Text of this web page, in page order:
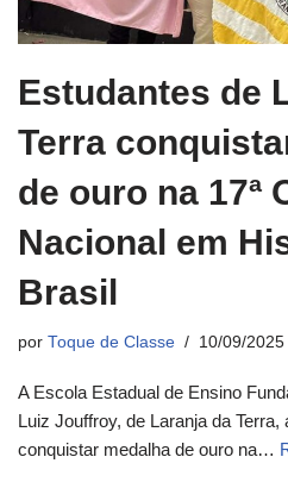
Estudantes de
Terra
de ouro na 17ª
Nacional em
Brasil
por Toque de Classe 10/09/2025
A Escola Estadual de Ensino
Luiz Jouffroy, de Laranja da
conquistar medalha de ouro na…